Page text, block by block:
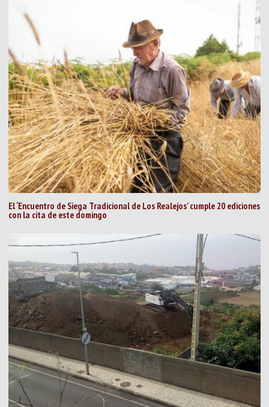
El ‘Encuentro de Siega Tradicional de Los Realejos’ cumple 20 ediciones
con la cita de este domingo